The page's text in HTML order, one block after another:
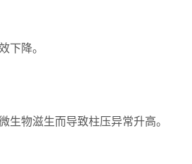
下降。
物滋生而导致柱压异常升高。